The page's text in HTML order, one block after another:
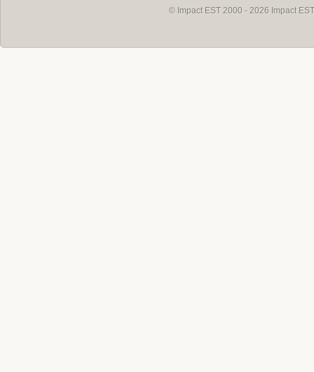
© Impact EST 2000 - 2026 Impact